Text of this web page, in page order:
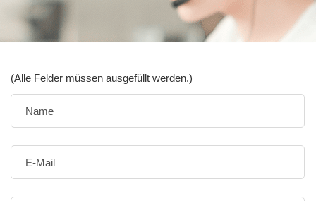
(Alle Felder müssen ausgefüllt werden.)